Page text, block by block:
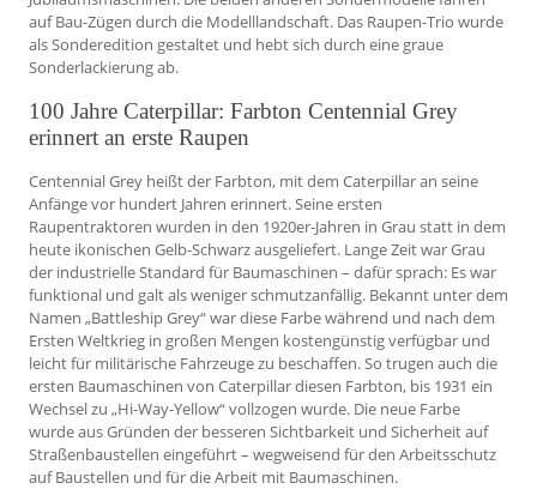
auf Bau-Zügen durch die Modelllandschaft. Das Raupen-Trio wurde
als Sonderedition gestaltet und hebt sich durch eine graue
Sonderlackierung ab.
100 Jahre Caterpillar: Farbton Centennial Grey
erinnert an erste Raupen
Centennial Grey heißt der Farbton, mit dem Caterpillar an seine
Anfänge vor hundert Jahren erinnert. Seine ersten
Raupentraktoren wurden in den 1920er-Jahren in Grau statt in dem
heute ikonischen Gelb-Schwarz ausgeliefert. Lange Zeit war Grau
der industrielle Standard für Baumaschinen – dafür sprach: Es war
funktional und galt als weniger schmutzanfällig. Bekannt unter dem
Namen „Battleship Grey“ war diese Farbe während und nach dem
Ersten Weltkrieg in großen Mengen kostengünstig verfügbar und
leicht für militärische Fahrzeuge zu beschaffen. So trugen auch die
ersten Baumaschinen von Caterpillar diesen Farbton, bis 1931 ein
Wechsel zu „Hi-Way-Yellow“ vollzogen wurde. Die neue Farbe
wurde aus Gründen der besseren Sichtbarkeit und Sicherheit auf
Straßenbaustellen eingeführt – wegweisend für den Arbeitsschutz
auf Baustellen und für die Arbeit mit Baumaschinen.